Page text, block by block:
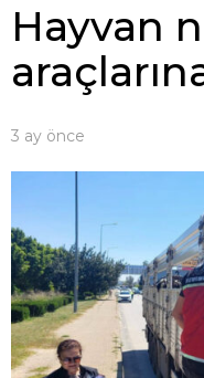
Hayvan
3 ay önce